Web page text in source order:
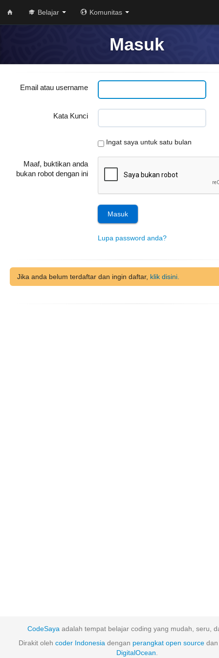
Belajar Komunitas
Masuk
Email atau username
Kata Kunci
Ingat saya untuk satu bulan
Maaf, buktikan anda
bukan robot dengan ini
Lupa password anda?
Jika anda belum terdaftar dan ingin daftar, klik disini.
CodeSaya adalah tempat belajar coding yang mudah, seru,
Dirakit oleh coder Indonesia dengan perangkat open source
DigitalOcean